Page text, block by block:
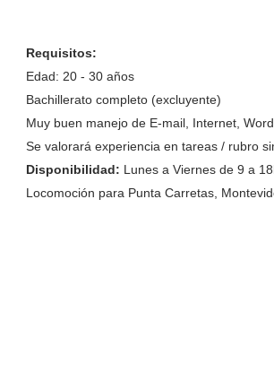
Requisitos:
Edad: 20 - 30 años
Bachillerato completo (excluyente)
Muy buen manejo de E-mail, Internet,
Se valorará experiencia en tareas / rubro
Disponibilidad: Lunes a Viernes de 9 a
Locomoción para Punta Carretas,